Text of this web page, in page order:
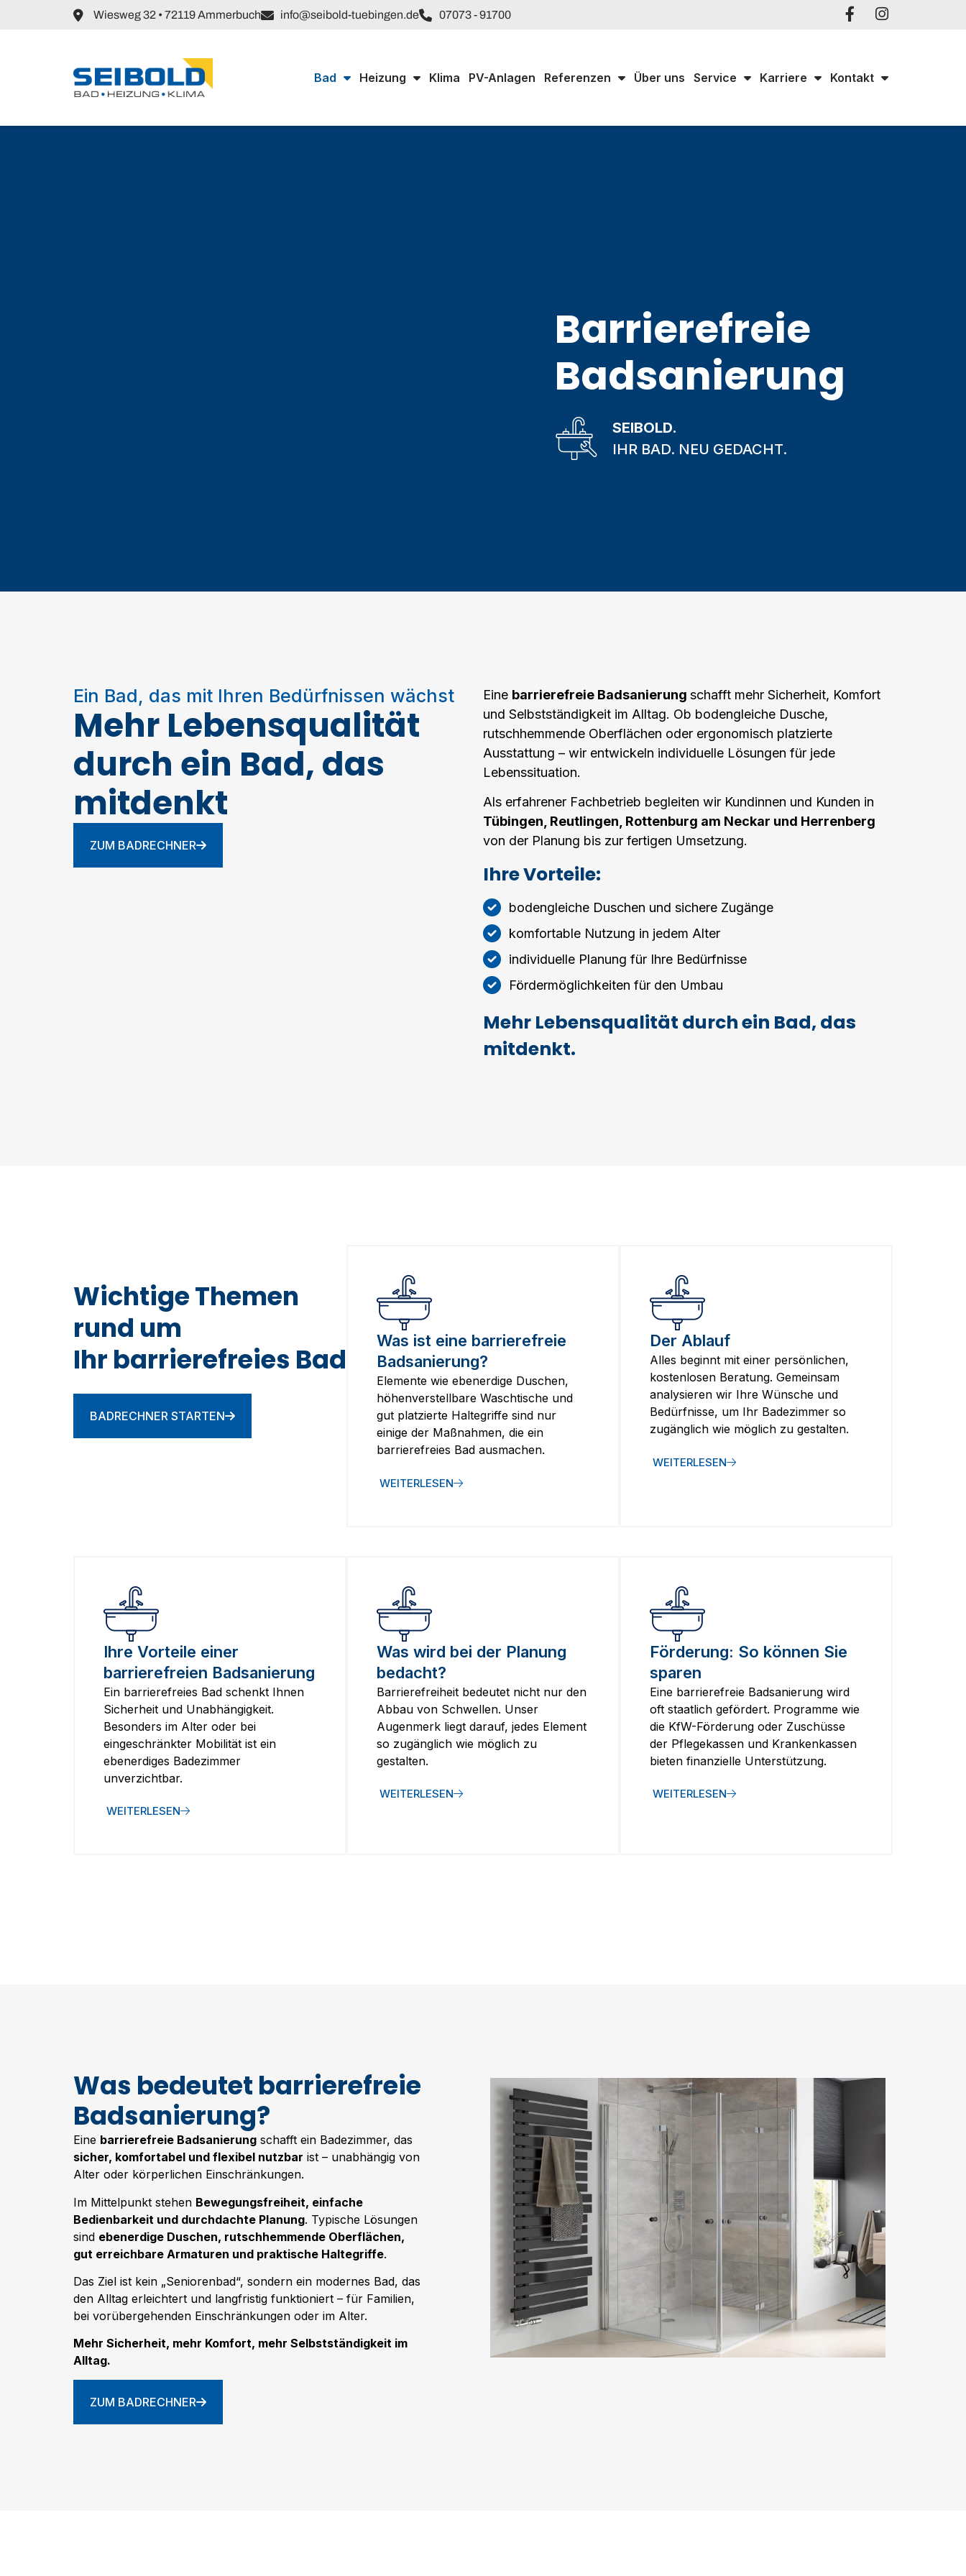
Wiesweg 32 • 72119 Ammerbuch info@seibold-tuebingen.de 07073 - 91700
Bad Heizung Klima PV-Anlagen Referenzen Über uns Service Karriere Kontakt
Barrierefreie
Badsanierung
SEIBOLD.
IHR BAD. NEU GEDACHT.
Ein Bad, das mit Ihren Bedürfnissen wächst
Mehr Lebensqualität
durch ein Bad, das
mitdenkt
ZUM BADRECHNER
Eine barrierefreie Badsanierung schafft mehr Sicherheit, Komfort
und Selbstständigkeit im Alltag. Ob bodengleiche Dusche,
rutschhemmende Oberflächen oder ergonomisch platzierte
Ausstattung – wir entwickeln individuelle Lösungen für jede
Lebenssituation.
Als erfahrener Fachbetrieb begleiten wir Kundinnen und Kunden in
Tübingen, Reutlingen, Rottenburg am Neckar und Herrenberg
von der Planung bis zur fertigen Umsetzung.
Ihre Vorteile:
bodengleiche Duschen und sichere Zugänge
komfortable Nutzung in jedem Alter
individuelle Planung für Ihre Bedürfnisse
Fördermöglichkeiten für den Umbau
Mehr Lebensqualität durch ein Bad, das
mitdenkt.
Wichtige Themen
rund um
Ihr barrierefreies Bad
BADRECHNER STARTEN
Was ist eine barrierefreie
Badsanierung?
Elemente wie ebenerdige Duschen,
höhenverstellbare Waschtische und
gut platzierte Haltegriffe sind nur
einige der Maßnahmen, die ein
barrierefreies Bad ausmachen.
WEITERLESEN
Der Ablauf
Alles beginnt mit einer persönlichen,
kostenlosen Beratung. Gemeinsam
analysieren wir Ihre Wünsche und
Bedürfnisse, um Ihr Badezimmer so
zugänglich wie möglich zu gestalten.
WEITERLESEN
Ihre Vorteile einer
barrierefreien Badsanierung
Ein barrierefreies Bad schenkt Ihnen
Sicherheit und Unabhängigkeit.
Besonders im Alter oder bei
eingeschränkter Mobilität ist ein
ebenerdiges Badezimmer
unverzichtbar.
WEITERLESEN
Was wird bei der Planung
bedacht?
Barrierefreiheit bedeutet nicht nur den
Abbau von Schwellen. Unser
Augenmerk liegt darauf, jedes Element
so zugänglich wie möglich zu
gestalten.
WEITERLESEN
Förderung: So können Sie
sparen
Eine barrierefreie Badsanierung wird
oft staatlich gefördert. Programme wie
die KfW-Förderung oder Zuschüsse
der Pflegekassen und Krankenkassen
bieten finanzielle Unterstützung.
WEITERLESEN
Was bedeutet barrierefreie
Badsanierung?
Eine barrierefreie Badsanierung schafft ein Badezimmer, das
sicher, komfortabel und flexibel nutzbar ist – unabhängig von
Alter oder körperlichen Einschränkungen.
Im Mittelpunkt stehen Bewegungsfreiheit, einfache
Bedienbarkeit und durchdachte Planung. Typische Lösungen
sind ebenerdige Duschen, rutschhemmende Oberflächen,
gut erreichbare Armaturen und praktische Haltegriffe.
Das Ziel ist kein „Seniorenbad“, sondern ein modernes Bad, das
den Alltag erleichtert und langfristig funktioniert – für Familien,
bei vorübergehenden Einschränkungen oder im Alter.
Mehr Sicherheit, mehr Komfort, mehr Selbstständigkeit im
Alltag.
ZUM BADRECHNER